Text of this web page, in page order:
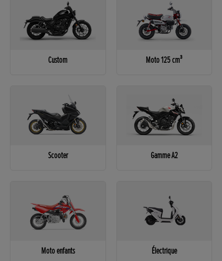
Custom Moto 125 cm³
Scooter Gamme A2
Moto enfants Électrique